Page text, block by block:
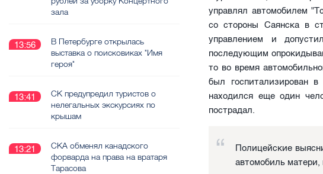
управлял автомобилем
со стороны Саянска в
управлением и
последующим
то во время
был госпитализирован
находился еще один
пострадал.
Полицейские
автомобиль матери,
зала
13:56
В Петербурге открылась
выставка о поисковиках "Имя
героя"
13:41
СК предупредил туристов о
нелегальных экскурсиях по
крышам
13:21
СКА обменял канадского
форварда на права на вратаря
Тарасова